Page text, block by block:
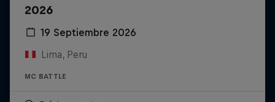
2026
19 Septiembre 2026
Lima, Peru
MC BATTLE